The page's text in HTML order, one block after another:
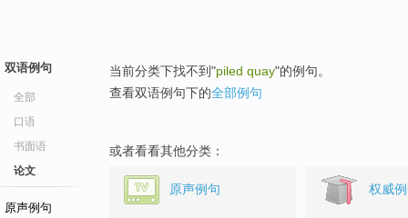
双语例句
全部
口语
书面语
论文
原声例句
当前分类下找不到"piled quay"的例句。
查看双语例句下的全部例句
或者看看其他分类：
原声例句 权威